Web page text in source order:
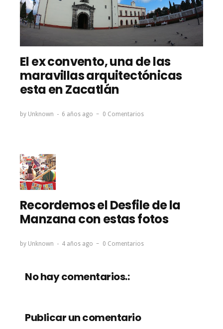
El ex convento, una de las
maravillas arquitectónicas
esta en Zacatlán
by Unknown 6 años ago 0 Comentarios
Recordemos el Desfile de la
Manzana con estas fotos
by Unknown 4 años ago 0 Comentarios
No hay comentarios.:
Publicar un comentario